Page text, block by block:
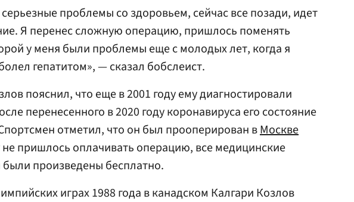
проблемы со здоровьем, сейчас все позади, идет
Я перенес сложную операцию, пришлось поменять
у меня были проблемы еще с молодых лет, когда я
гепатитом», — сказал бобслеист.
пояснил, что еще в 2001 году ему диагностировали
перенесенного в 2020 году коронавируса его состояние
отметил, что он был прооперирован вМоскве
не пришлось оплачивать операцию, все медицинские
произведены бесплатно.
играх 1988 года в канадском Калгари Козлов